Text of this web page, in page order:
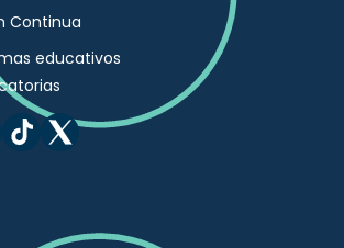
Continua
educativos